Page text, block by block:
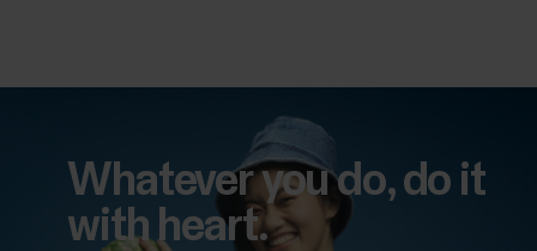
Whatever you do, do it
with heart.